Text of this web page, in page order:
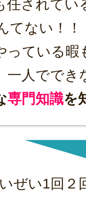
任されてい
てない！！
っている暇
一人でで
専門知識を
ぜい1回２